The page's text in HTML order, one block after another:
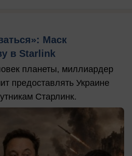
Маск
в Starlink
планеты, миллиардер
предоставлять Украине
Старлинк.